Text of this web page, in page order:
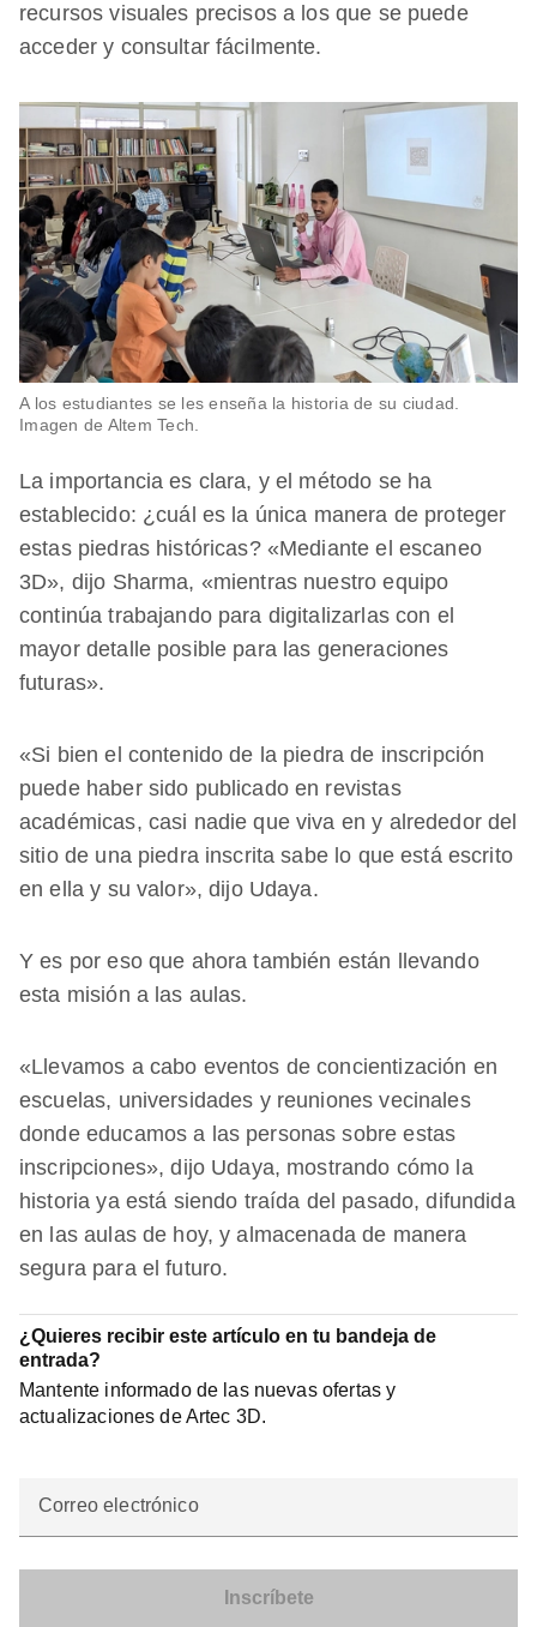
recursos visuales precisos a los que se puede
acceder y consultar fácilmente.
A los estudiantes se les enseña la historia de su ciudad.
Imagen de Altem Tech.
La importancia es clara, y el método se ha
establecido: ¿cuál es la única manera de proteger
estas piedras históricas? «Mediante el escaneo
3D», dijo Sharma, «mientras nuestro equipo
continúa trabajando para digitalizarlas con el
mayor detalle posible para las generaciones
futuras».
«Si bien el contenido de la piedra de inscripción
puede haber sido publicado en revistas
académicas, casi nadie que viva en y alrededor del
sitio de una piedra inscrita sabe lo que está escrito
en ella y su valor», dijo Udaya.
Y es por eso que ahora también están llevando
esta misión a las aulas.
«Llevamos a cabo eventos de concientización en
escuelas, universidades y reuniones vecinales
donde educamos a las personas sobre estas
inscripciones», dijo Udaya, mostrando cómo la
historia ya está siendo traída del pasado, difundida
en las aulas de hoy, y almacenada de manera
segura para el futuro.
¿Quieres recibir este artículo en tu bandeja de
entrada?
Mantente informado de las nuevas ofertas y
actualizaciones de Artec 3D.
Correo electrónico